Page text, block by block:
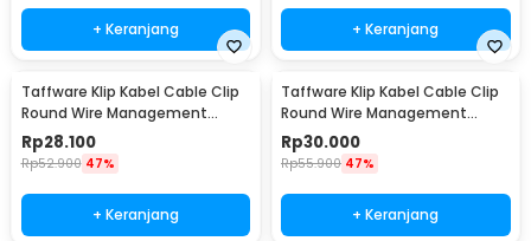
+ Keranjang + Keranjang
Taffware Klip Kabel Cable Clip
Round Wire Management
Electrical 100PCS 22mm -
YQ801
Rp28.100
Rp52.900 47%
+ Keranjang
Taffware Klip Kabel Cable Clip
Round Wire Management
Electrical 100PCS 25mm -
YQ801
Rp30.000
Rp55.900 47%
+ Keranjang